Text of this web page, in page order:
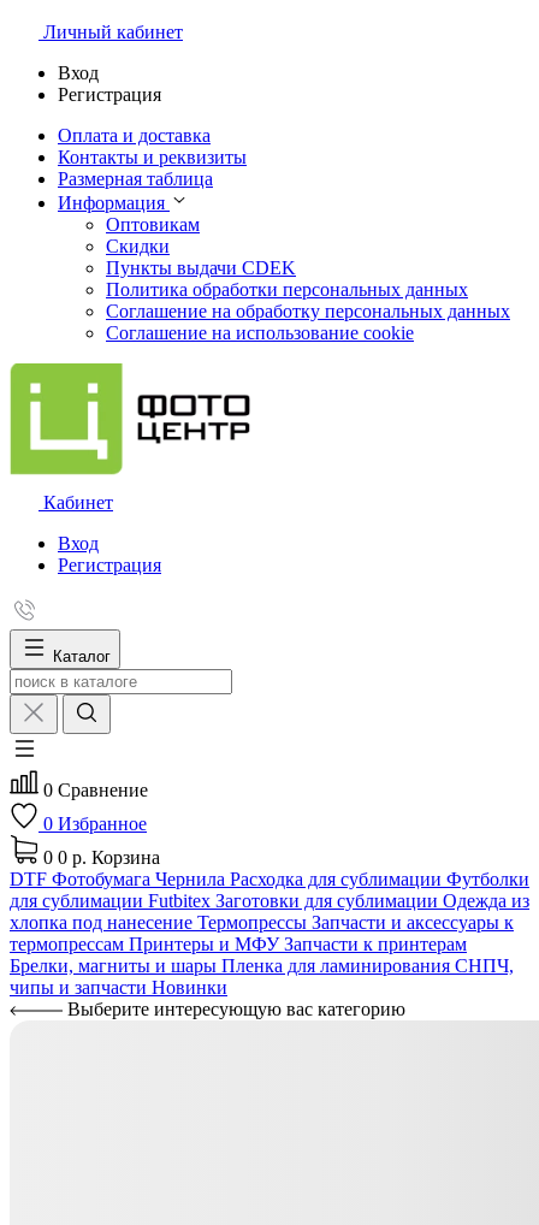
Личный кабинет
Вход
Регистрация
Оплата и доставка
Контакты и реквизиты
Размерная таблица
Информация
Оптовикам
Скидки
Пункты выдачи CDEK
Политика обработки персональных данных
Соглашение на обработку персональных данных
Соглашение на использование cookie
Кабинет
Вход
Регистрация
Каталог
0 Сравнение
0 Избранное
0 0 р. Корзина
DTF Фотобумага Чернила Расходка для сублимации Футболки
для сублимации Futbitex Заготовки для сублимации Одежда из
хлопка под нанесение Термопрессы Запчасти и аксессуары к
термопрессам Принтеры и МФУЗапчасти к принтерам
Брелки, магниты и шары Пленка для ламинирования СНПЧ,
чипы и запчасти Новинки
Выберите интересующую вас категорию